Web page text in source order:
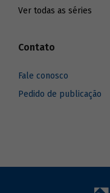
Ver todas as séries
Contato
Fale conosco
Pedido de publicação